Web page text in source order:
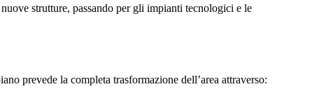
strutture, passando per gli impianti tecnologici e le
prevede la completa trasformazione dell’area attraverso: